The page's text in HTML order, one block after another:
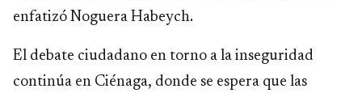
enfatizó Noguera Habeych.
El debate ciudadano en torno a la inseguridad
continúa en Ciénaga, donde se espera que las